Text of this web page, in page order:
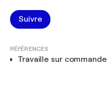
Suivre
RÉFÉRENCES
Travaille sur commande